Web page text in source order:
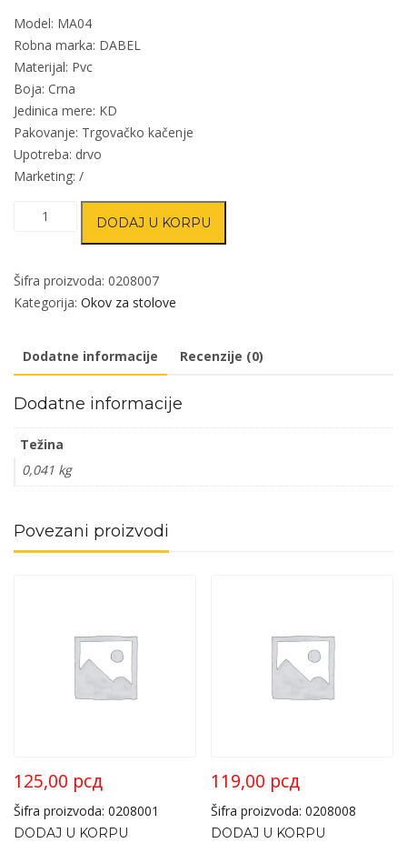
Model: MA04
Robna marka: DABEL
Materijal: Pvc
Boja: Crna
Jedinica mere: KD
Pakovanje: Trgovačko kačenje
Upotreba: drvo
Marketing: /
Rozeta
MA04
Crna
količina
DODAJ U KORPU
Šifra proizvoda: 0208007
Kategorija: Okov za stolove
Dodatne informacije Recenzije (0)
Dodatne informacije
Težina
0,041 kg
Povezani proizvodi
125,00 рсд
Šifra proizvoda: 0208001
DODAJ U KORPU
119,00 рсд
Šifra proizvoda: 0208008
DODAJ U KORPU